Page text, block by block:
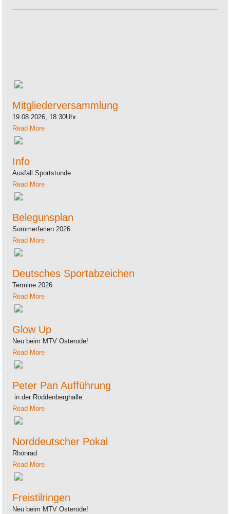
Mitgliederversammlung
19.08.2026, 18:30Uhr
Read More
Info
Ausfall Sportstunde
Read More
Belegunsplan
Sommerferien 2026
Read More
Deutsches Sportabzeichen
Termine 2026
Read More
Glow Up
Neu beim MTV Osterode!
Read More
Peter Pan Aufführung
in der Röddenberghalle
Read More
Norddeutscher Pokal
Rhönrad
Read More
Freistilringen
Neu beim MTV Osterode!